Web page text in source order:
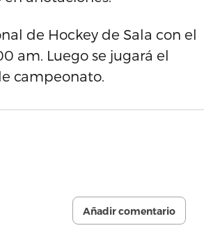
de Hockey de Sala con el
am. Luego se jugará el
campeonato.
Añadir comentario